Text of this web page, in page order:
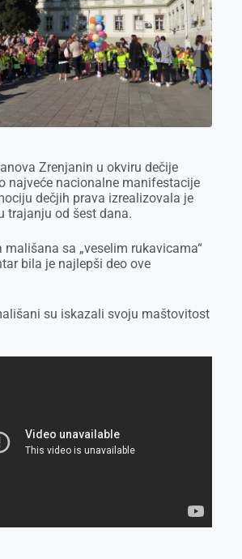
p
Zrenjanin u okviru dečije
najveće nacionalne manifestacije
dečjih prava izrealizovala je
trajanju od šest dana.
mališana sa „veselim rukavicama“
bila je najlepši deo ove
su iskazali svoju maštovitost